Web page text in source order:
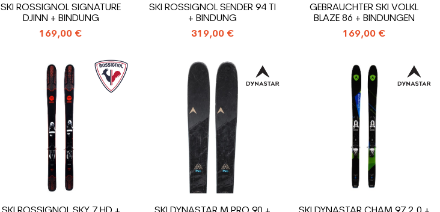
SKI ROSSIGNOL SIGNATURE
DJINN + BINDUNG
169,00 €
SKI ROSSIGNOL SENDER 94 TI
+ BINDUNG
319,00 €
GEBRAUCHTER SKI VOLKL
BLAZE 86 + BINDUNGEN
169,00 €